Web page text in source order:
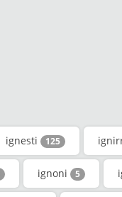
ignesti 125
ignoni 5